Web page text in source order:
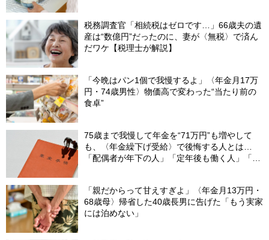
税務調査官「相続税はゼロです…」66歳夫の遺
産は“数億円”だったのに、妻が〈無税〉で済ん
だワケ【税理士が解説】
「今晩はパン1個で我慢するよ」〈年金月17万
円・74歳男性〉物価高で変わった“当たり前の
食卓”
75歳まで我慢して年金を“71万円”も増やして
も、〈年金繰下げ受給〉で後悔する人とは…
「配偶者が年下の人」「定年後も働く人」「特
「親だからって甘えすぎよ」〈年金月13万円・
68歳母〉帰省した40歳長男に告げた「もう実家
には泊めない」